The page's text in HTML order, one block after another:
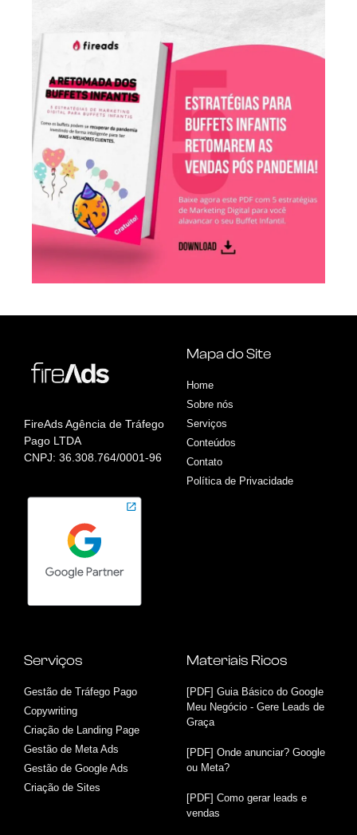
FireAds Agência de Tráfego
Pago LTDA
CNPJ: 36.308.764/0001-96
Mapa do Site
Home
Sobre nós
Serviços
Conteúdos
Contato
Política de Privacidade
Serviços
Gestão de Tráfego Pago
Copywriting
Criação de Landing Page
Gestão de Meta Ads
Gestão de Google Ads
Criação de Sites
Materiais Ricos
[PDF] Guia Básico do Google
Meu Negócio - Gere Leads de
Graça
[PDF] Onde anunciar? Google
ou Meta?
[PDF] Como gerar leads e
vendas